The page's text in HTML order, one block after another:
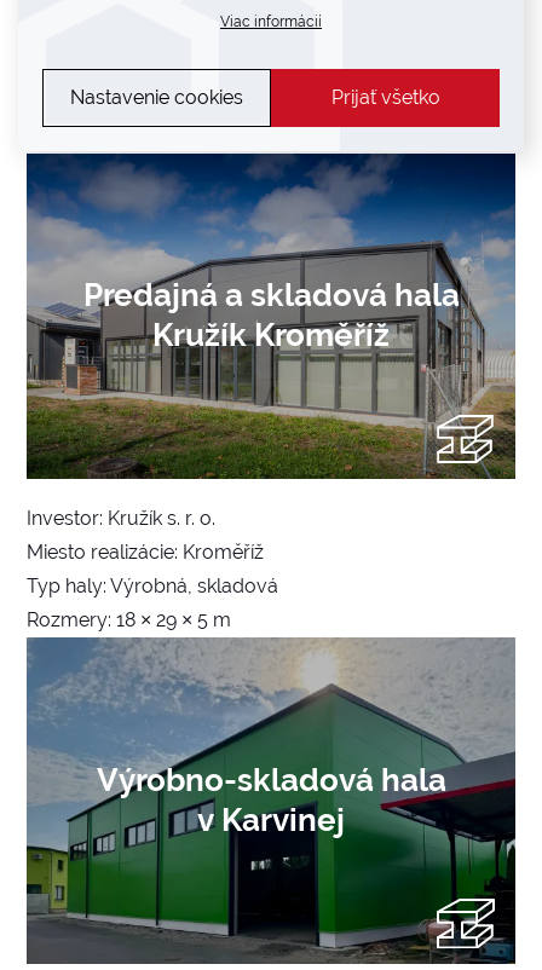
Viac informácií
Nastavenie cookies Prijať všetko
Miesto realizácie: Švihov u Plzně
Typ haly: Výrobná
Predajná a skladová hala
Kružík Kroměříž
Investor: Kružík s. r. o.
Miesto realizácie: Kroměříž
Typ haly: Výrobná, skladová
Rozmery: 18 × 29 × 5 m
Výrobno-skladová hala
v Karvinej